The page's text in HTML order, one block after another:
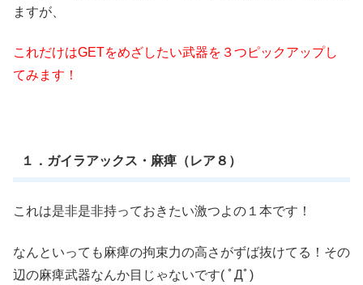
ますが、
これだけはGETをめざしたい武器を３つピックアップし
てみます！
１．ガイラアックス・麻痺（レア８）
これは是非是非持っておきたい激つよの１本です！
なんといっても麻痺の拘束力の高さがずば抜けてる！その
辺の麻痺武器なんか目じゃないです( ﾟДﾟ)